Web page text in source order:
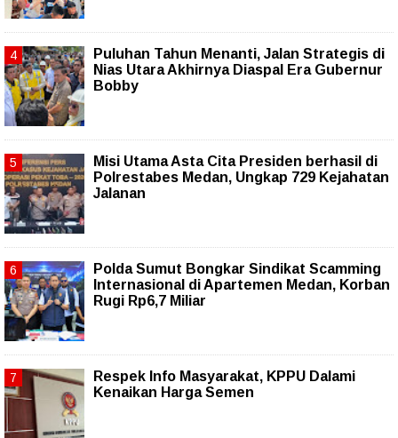
Puluhan Tahun Menanti, Jalan Strategis di
Nias Utara Akhirnya Diaspal Era Gubernur
Bobby
Misi Utama Asta Cita Presiden berhasil di
Polrestabes Medan, Ungkap 729 Kejahatan
Jalanan
Polda Sumut Bongkar Sindikat Scamming
Internasional di Apartemen Medan, Korban
Rugi Rp6,7 Miliar
Respek Info Masyarakat, KPPU Dalami
Kenaikan Harga Semen